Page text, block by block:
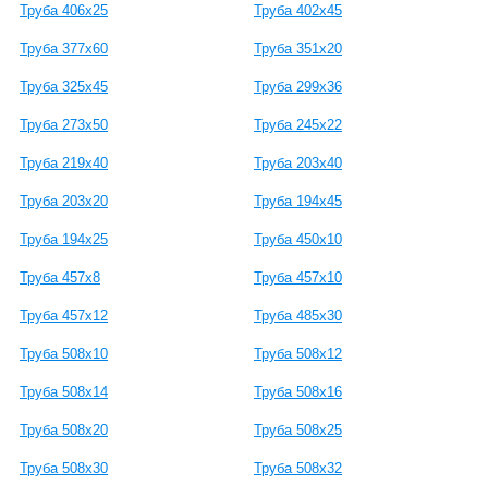
Труба 406х25 Труба 402х45
Труба 377х60 Труба 351х20
Труба 325х45 Труба 299х36
Труба 273х50 Труба 245х22
Труба 219х40 Труба 203х40
Труба 203х20 Труба 194х45
Труба 194х25 Труба 450х10
Труба 457х8 Труба 457х10
Труба 457х12 Труба 485х30
Труба 508х10 Труба 508х12
Труба 508х14 Труба 508х16
Труба 508х20 Труба 508х25
Труба 508х30 Труба 508х32